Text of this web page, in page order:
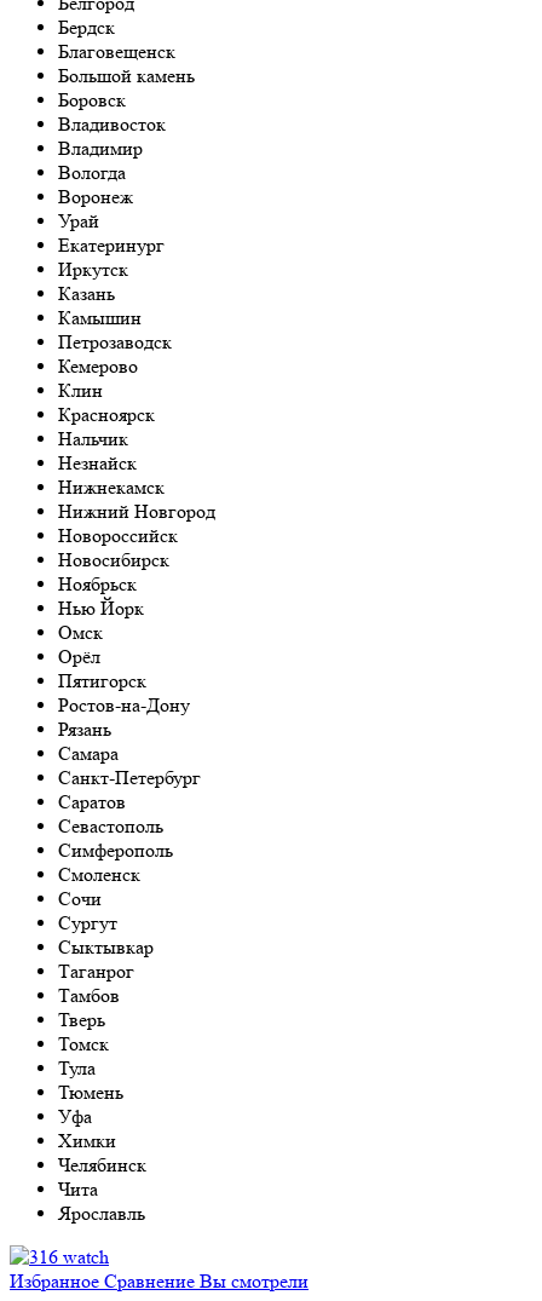
Бердск
Благовещенск
Большой камень
Боровск
Владивосток
Владимир
Вологда
Воронеж
Урай
Екатеринург
Иркутск
Казань
Камышин
Петрозаводск
Кемерово
Клин
Красноярск
Нальчик
Незнайск
Нижнекамск
Нижний Новгород
Новороссийск
Новосибирск
Ноябрьск
Нью Йорк
Омск
Орёл
Пятигорск
Ростов-на-Дону
Рязань
Самара
Санкт-Петербург
Саратов
Севастополь
Симферополь
Смоленск
Сочи
Сургут
Сыктывкар
Таганрог
Тамбов
Тверь
Томск
Тула
Тюмень
Уфа
Химки
Челябинск
Чита
Ярославль
Избранное Сравнение Вы смотрели